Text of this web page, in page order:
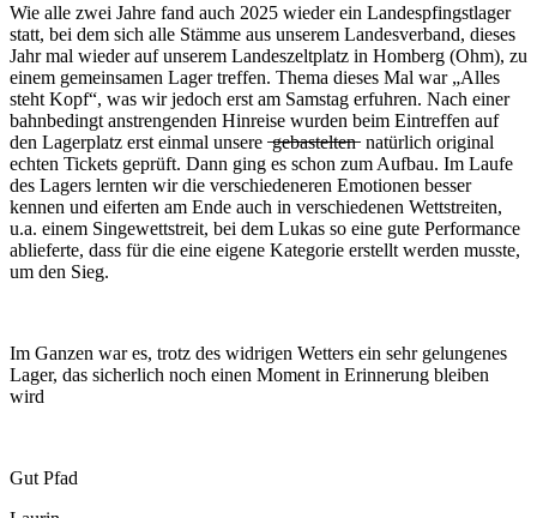
Wie alle zwei Jahre fand auch 2025 wieder ein Landespfingstlager
statt, bei dem sich alle Stämme aus unserem Landesverband, dieses
Jahr mal wieder auf unserem Landeszeltplatz in Homberg (Ohm), zu
einem gemeinsamen Lager treffen. Thema dieses Mal war „Alles
steht Kopf“, was wir jedoch erst am Samstag erfuhren. Nach einer
bahnbedingt anstrengenden Hinreise wurden beim Eintreffen auf
den Lagerplatz erst einmal unsere ̶g̶̶e̶̶b̶̶a̶̶s̶̶t̶̶e̶̶l̶̶t̶̶e̶̶n̶ natürlich original
echten Tickets geprüft. Dann ging es schon zum Aufbau. Im Laufe
des Lagers lernten wir die verschiedeneren Emotionen besser
kennen und eiferten am Ende auch in verschiedenen Wettstreiten,
u.a. einem Singewettstreit, bei dem Lukas so eine gute Performance
ablieferte, dass für die eine eigene Kategorie erstellt werden musste,
um den Sieg.
Im Ganzen war es, trotz des widrigen Wetters ein sehr gelungenes
Lager, das sicherlich noch einen Moment in Erinnerung bleiben
wird
Gut Pfad